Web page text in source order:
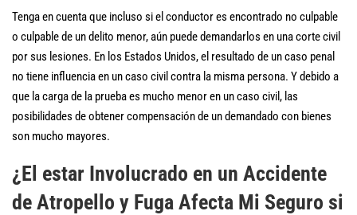
Tenga en cuenta que incluso si el conductor es encontrado no culpable
o culpable de un delito menor, aún puede demandarlos en una corte civil
por sus lesiones. En los Estados Unidos, el resultado de un caso penal
no tiene influencia en un caso civil contra la misma persona. Y debido a
que la carga de la prueba es mucho menor en un caso civil, las
posibilidades de obtener compensación de un demandado con bienes
son mucho mayores.
¿El estar Involucrado en un Accidente
de Atropello y Fuga Afecta Mi Seguro si